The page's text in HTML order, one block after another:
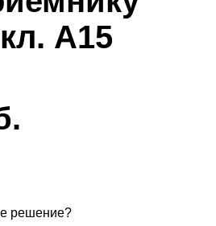
А15
решение?